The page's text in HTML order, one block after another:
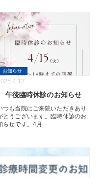
お知らせ
午後臨時休診のお知らせ
つも当院にご来院いただきあり
とうございます。臨時休診のお
らせです。4月…